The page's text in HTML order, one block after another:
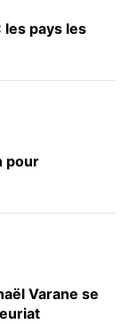
les pays les
pour
Varane se